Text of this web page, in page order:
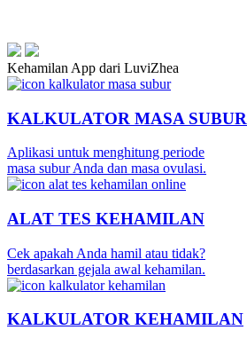
Kehamilan App dari LuviZhea
KALKULATOR MASA SUBUR
Aplikasi untuk menghitung periode
masa subur Anda dan masa ovulasi.
ALAT TES KEHAMILAN
Cek apakah Anda hamil atau tidak?
berdasarkan gejala awal kehamilan.
KALKULATOR KEHAMILAN